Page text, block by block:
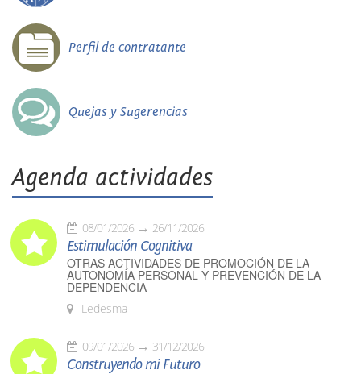
Perfil de contratante
Quejas y Sugerencias
Agenda actividades
08/01/2026 26/11/2026
Estimulación Cognitiva
OTRAS ACTIVIDADES DE PROMOCIÓN DE LA
AUTONOMÍA PERSONAL Y PREVENCIÓN DE LA
DEPENDENCIA
Ledesma
09/01/2026 31/12/2026
Construyendo mi Futuro